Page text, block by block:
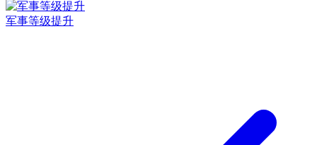
军事等级提升